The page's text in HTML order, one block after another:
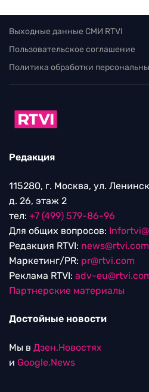
Выходные данные СМИ RTVI
Пользовательское соглашение
Политика обработки
Редакция
115280, г. Москва, ул.
д. 26, этаж 2
тел: +7 (499) 579-86-96
Для общих вопросов:
Редакция RTVI: news@rtvi.com
Маркетинг/PR: pr@rtvi.com
Реклама RTVI: adv-
Партнерские материалы
Достойные новости
Мы в Дзен.Новостях
и Google.News